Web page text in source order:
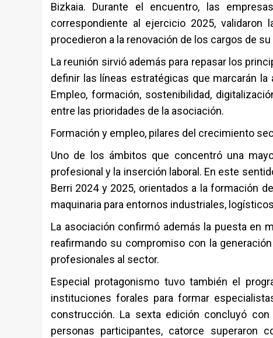
Bizkaia. Durante el encuentro, las
correspondiente al ejercicio 2025,
procedieron a la renovación de los cargos de
La reunión sirvió además para repasar los
definir las líneas estratégicas que marcarán
Empleo, formación, sostenibilidad,
entre las prioridades de la asociación.
Formación y empleo, pilares del crecimiento
Uno de los ámbitos que concentró una
profesional y la inserción laboral. En este
Berri 2024 y 2025, orientados a la formación
maquinaria para entornos industriales,
La asociación confirmó además la puesta en
reafirmando su compromiso con la
profesionales al sector.
Especial protagonismo tuvo también el
instituciones forales para formar
construcción. La sexta edición concluyó
personas participantes, catorce superaron